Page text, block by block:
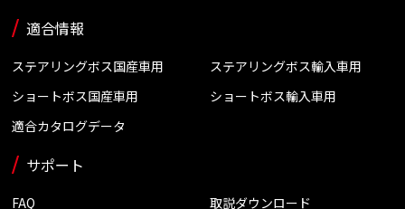
適合情報
ステアリングボス国産車用
ステアリングボス輸入車用
ショートボス国産車用
ショートボス輸入車用
適合カタログデータ
サポート
FAQ
取説ダウンロード